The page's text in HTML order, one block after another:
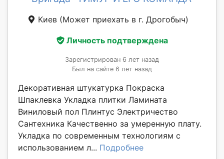
Киев (Может приехать в г. Дрогобыч)
Личность подтверждена
Зарегистрирован 6 лет назад
Был на сайте 6 лет назад
Декоративная штукатурка Покраска
Шпаклевка Укладка плитки Ламината
Виниловый пол Плинтус Электричество
Сантехника Качественно за умеренную плату.
Укладка по современным технологиям с
использованием л... Подробнее